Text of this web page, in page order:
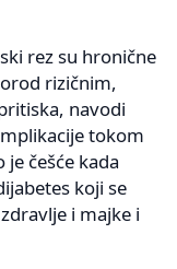
rez su hronične
rizičnim,
navodi
tokom
češće kada
koji se
i majke i